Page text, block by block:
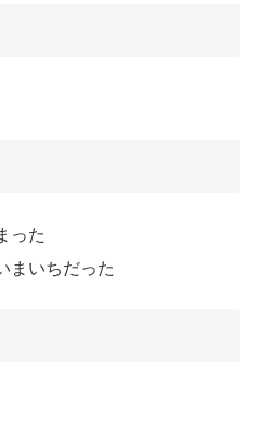
った
まいちだった